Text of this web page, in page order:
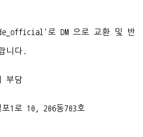
로 DM 으로 교환 및 반
니다.
부담
1로 10, 206동703호